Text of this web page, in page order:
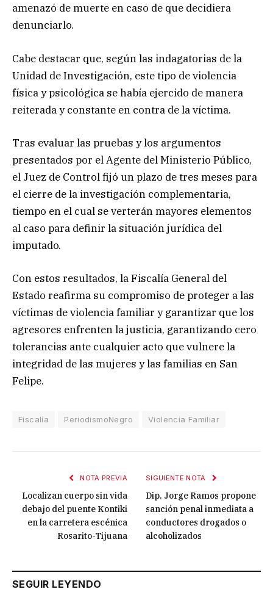
amenazó de muerte en caso de que decidiera
denunciarlo.
Cabe destacar que, según las indagatorias de la
Unidad de Investigación, este tipo de violencia
física y psicológica se había ejercido de manera
reiterada y constante en contra de la víctima.
Tras evaluar las pruebas y los argumentos
presentados por el Agente del Ministerio Público,
el Juez de Control fijó un plazo de tres meses para
el cierre de la investigación complementaria,
tiempo en el cual se verterán mayores elementos
al caso para definir la situación jurídica del
imputado.
Con estos resultados, la Fiscalía General del
Estado reafirma su compromiso de proteger a las
víctimas de violencia familiar y garantizar que los
agresores enfrenten la justicia, garantizando cero
tolerancias ante cualquier acto que vulnere la
integridad de las mujeres y las familias en San
Felipe.
Fiscalía PeriodismoNegro Violencia Familiar
NOTA PREVIA
Localizan cuerpo sin vida
debajo del puente Kontiki
en la carretera escénica
Rosarito-Tijuana
SIGUIENTE NOTA
Dip. Jorge Ramos propone
sanción penal inmediata a
conductores drogados o
alcoholizados
SEGUIR LEYENDO